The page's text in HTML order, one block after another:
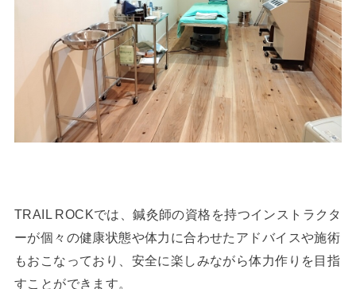
TRAIL ROCKでは、鍼灸師の資格を持つインストラクタ
ーが個々の健康状態や体力に合わせたアドバイスや施術
もおこなっており、安全に楽しみながら体力作りを目指
すことができます。